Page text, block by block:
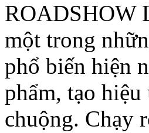
ROADSHOW
một trong
phổ biến hiện
phẩm, tạo
chuộng. Chạy